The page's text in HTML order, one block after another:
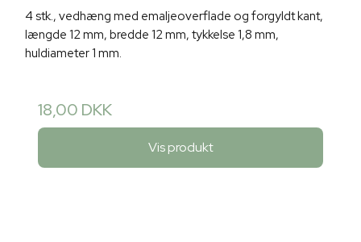
4 stk., vedhæng med emaljeoverflade og forgyldt kant,
længde 12 mm, bredde 12 mm, tykkelse 1,8 mm,
huldiameter 1 mm.
18,00 DKK
Vis produkt